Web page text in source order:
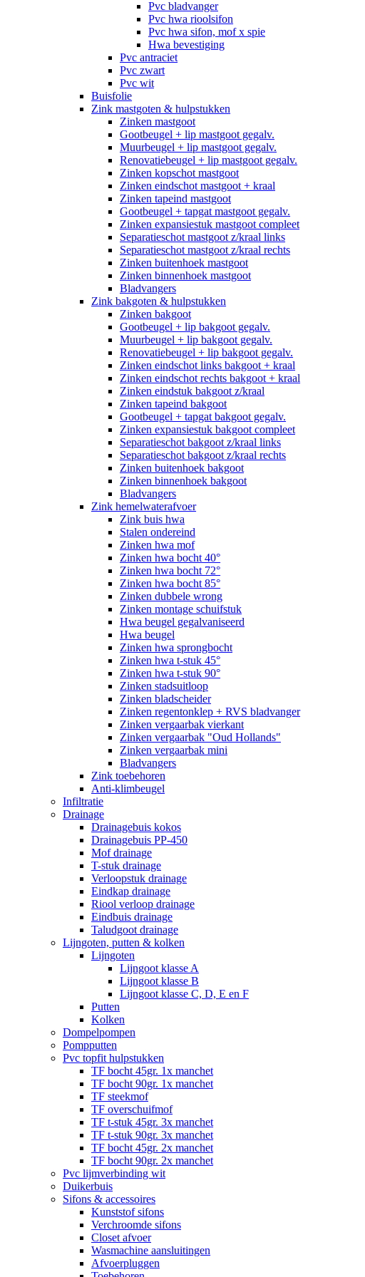
Pvc bladvanger
Pvc hwa rioolsifon
Pvc hwa sifon, mof x spie
Hwa bevestiging
Pvc antraciet
Pvc zwart
Pvc wit
Buisfolie
Zink mastgoten & hulpstukken
Zinken mastgoot
Gootbeugel + lip mastgoot gegalv.
Muurbeugel + lip mastgoot gegalv.
Renovatiebeugel + lip mastgoot gegalv.
Zinken kopschot mastgoot
Zinken eindschot mastgoot + kraal
Zinken tapeind mastgoot
Gootbeugel + tapgat mastgoot gegalv.
Zinken expansiestuk mastgoot compleet
Separatieschot mastgoot z/kraal links
Separatieschot mastgoot z/kraal rechts
Zinken buitenhoek mastgoot
Zinken binnenhoek mastgoot
Bladvangers
Zink bakgoten & hulpstukken
Zinken bakgoot
Gootbeugel + lip bakgoot gegalv.
Muurbeugel + lip bakgoot gegalv.
Renovatiebeugel + lip bakgoot gegalv.
Zinken eindschot links bakgoot + kraal
Zinken eindschot rechts bakgoot + kraal
Zinken eindstuk bakgoot z/kraal
Zinken tapeind bakgoot
Gootbeugel + tapgat bakgoot gegalv.
Zinken expansiestuk bakgoot compleet
Separatieschot bakgoot z/kraal links
Separatieschot bakgoot z/kraal rechts
Zinken buitenhoek bakgoot
Zinken binnenhoek bakgoot
Bladvangers
Zink hemelwaterafvoer
Zink buis hwa
Stalen ondereind
Zinken hwa mof
Zinken hwa bocht 40°
Zinken hwa bocht 72°
Zinken hwa bocht 85°
Zinken dubbele wrong
Zinken montage schuifstuk
Hwa beugel gegalvaniseerd
Hwa beugel
Zinken hwa sprongbocht
Zinken hwa t-stuk 45°
Zinken hwa t-stuk 90°
Zinken stadsuitloop
Zinken bladscheider
Zinken regentonklep + RVS bladvanger
Zinken vergaarbak vierkant
Zinken vergaarbak "Oud Hollands"
Zinken vergaarbak mini
Bladvangers
Zink toebehoren
Anti-klimbeugel
Infiltratie
Drainage
Drainagebuis kokos
Drainagebuis PP-450
Mof drainage
T-stuk drainage
Verloopstuk drainage
Eindkap drainage
Riool verloop drainage
Eindbuis drainage
Taludgoot drainage
Lijngoten, putten & kolken
Lijngoten
Lijngoot klasse A
Lijngoot klasse B
Lijngoot klasse C, D, E en F
Putten
Kolken
Dompelpompen
Pompputten
Pvc topfit hulpstukken
TF bocht 45gr. 1x manchet
TF bocht 90gr. 1x manchet
TF steekmof
TF overschuifmof
TF t-stuk 45gr. 3x manchet
TF t-stuk 90gr. 3x manchet
TF bocht 45gr. 2x manchet
TF bocht 90gr. 2x manchet
Pvc lijmverbinding wit
Duikerbuis
Sifons & accessoires
Kunststof sifons
Verchroomde sifons
Closet afvoer
Wasmachine aansluitingen
Afvoerpluggen